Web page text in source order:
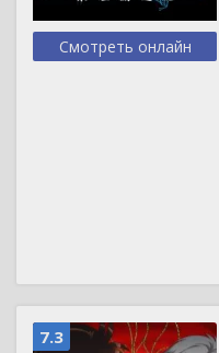
Смотреть онлайн
7.3